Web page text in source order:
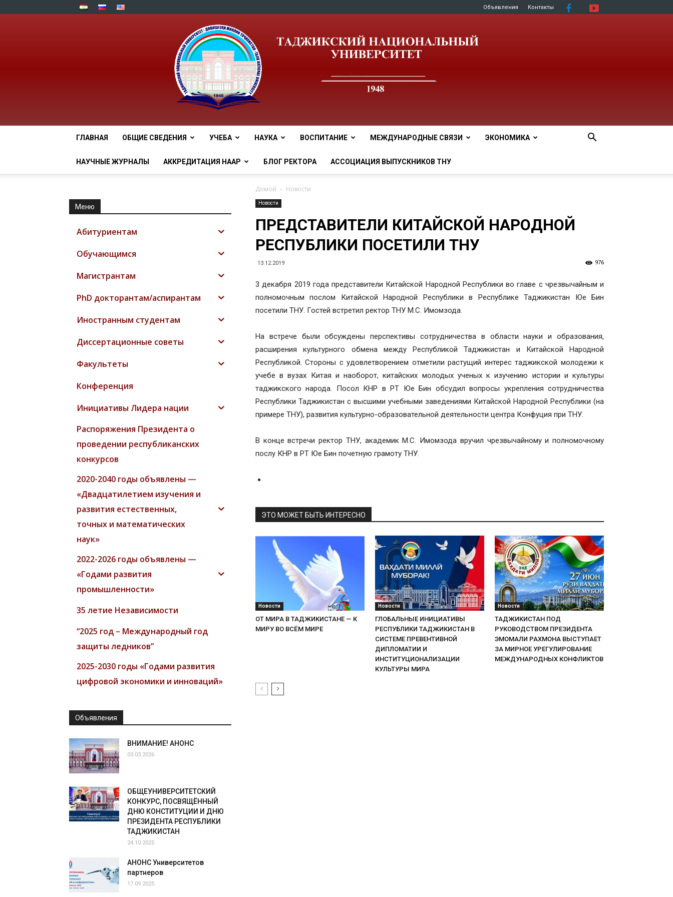
Объявления Контакты
tnu
ГЛАВНАЯ ОБЩИЕ СВЕДЕНИЯ УЧЕБА НАУКА ВОСПИТАНИЕ МЕЖДУНАРОДНЫЕ СВЯЗИ ЭКОНОМИКА
НАУЧНЫЕ ЖУРНАЛЫ АККРЕДИТАЦИЯ НААР БЛОГ РЕКТОРА АССОЦИАЦИЯ ВЫПУСКНИКОВ ТНУ
Домой Новости
Новости
ПРЕДСТАВИТЕЛИ КИТАЙСКОЙ НАРОДНОЙ
РЕСПУБЛИКИ ПОСЕТИЛИ ТНУ
13.12.2019 976
3 декабря 2019 года представители Китайской Народной Республики во главе с чрезвычайным и
полномочным послом Китайской Народной Республики в Республике Таджикистан Юе Бин
посетили ТНУ. Гостей встретил ректор ТНУ М.С. Имомзода.
На встрече были обсуждены перспективы сотрудничества в области науки и образования,
расширения культурного обмена между Республикой Таджикистан и Китайской Народной
Республикой. Стороны с удовлетворением отметили растущий интерес таджикской молодежи к
учебе в вузах Китая и наоборот, китайских молодых ученых к изучению истории и культуры
таджикского народа. Посол КНР в РТ Юе Бин обсудил вопросы укрепления сотрудничества
Республики Таджикистан с высшими учебными заведениями Китайской Народной Республики (на
примере ТНУ), развития культурно-образовательной деятельности центра Конфуция при ТНУ.
В конце встречи ректор ТНУ, академик М.С. Имомзода вручил чрезвычайному и полномочному
послу КНР в РТ Юе Бин почетную грамоту ТНУ.
ЭТО МОЖЕТ БЫТЬ ИНТЕРЕСНО
Новости
ОТ МИРА В ТАДЖИКИСТАНЕ — К
МИРУ ВО ВСЁМ МИРЕ
Новости
ГЛОБАЛЬНЫЕ ИНИЦИАТИВЫ
РЕСПУБЛИКИ ТАДЖИКИСТАН В
СИСТЕМЕ ПРЕВЕНТИВНОЙ
ДИПЛОМАТИИ И
ИНСТИТУЦИОНАЛИЗАЦИИ
КУЛЬТУРЫ МИРА
Новости
ТАДЖИКИСТАН ПОД
РУКОВОДСТВОМ ПРЕЗИДЕНТА
ЭМОМАЛИ РАХМОНА ВЫСТУПАЕТ
ЗА МИРНОЕ УРЕГУЛИРОВАНИЕ
МЕЖДУНАРОДНЫХ КОНФЛИКТОВ
Меню
Абитуриентам
Обучающимся
Магистрантам
PhD докторантам/аспирантам
Иностранным студентам
Диссертационные советы
Факультеты
Конференция
Инициативы Лидера нации
Распоряжения Президента о
проведении республиканских
конкурсов
2020-2040 годы объявлены —
«Двадцатилетием изучения и
развития естественных,
точных и математических
наук»
2022-2026 годы объявлены —
«Годами развития
промышленности»
35 летие Независимости
“2025 год – Международный год
защиты ледников”
2025-2030 годы «Годами развития
цифровой экономики и инноваций»
Объявления
ВНИМАНИЕ! АНОНС
03.03.2026
ОБЩЕУНИВЕРСИТЕТСКИЙ
КОНКУРС, ПОСВЯЩЁННЫЙ
ДНЮ КОНСТИТУЦИИ И ДНЮ
ПРЕЗИДЕНТА РЕСПУБЛИКИ
ТАДЖИКИСТАН
24.10.2025
АНОНС Университетов
партнеров
17.09.2025